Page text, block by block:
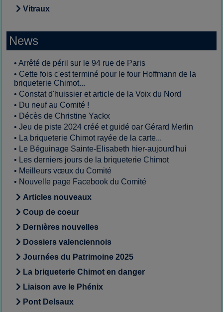
Vitraux
News
• Arrêté de péril sur le 94 rue de Paris
• Cette fois c'est terminé pour le four Hoffmann de la
briqueterie Chimot...
• Constat d'huissier et article de la Voix du Nord
• Du neuf au Comité !
• Décès de Christine Yackx
• Jeu de piste 2024 créé et guidé oar Gérard Merlin
• La briqueterie Chimot rayée de la carte...
• Le Béguinage Sainte-Elisabeth hier-aujourd'hui
• Les derniers jours de la briqueterie Chimot
• Meilleurs vœux du Comité
• Nouvelle page Facebook du Comité
Articles nouveaux
Coup de coeur
Dernières nouvelles
Dossiers valenciennois
Journées du Patrimoine 2025
La briqueterie Chimot en danger
Liaison ave le Phénix
Pont Delsaux